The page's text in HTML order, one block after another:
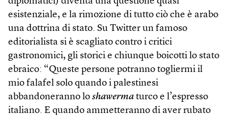
esistenziale, e la rimozione di tutto ciò che è arabo
una dottrina di stato. Su Twitter un famoso
editorialista si è scagliato contro i critici
gastronomici, gli storici e chiunque boicotti lo stato
ebraico: “Queste persone potranno togliermi il
mio falafel solo quando i palestinesi
abbandoneranno lo shawerma turco e l’espresso
italiano. E quando ammetteranno di aver rubato